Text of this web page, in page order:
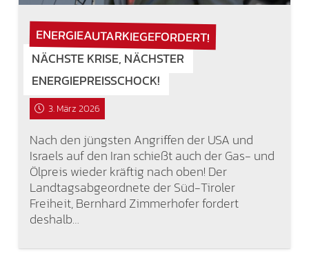
ENERGIEAUTARKIEGEFORDERT!
NÄCHSTE KRISE, NÄCHSTER
ENERGIEPREISSCHOCK!
3. März 2026
Nach den jüngsten Angriffen der USA und
Israels auf den Iran schießt auch der Gas- und
Ölpreis wieder kräftig nach oben! Der
Landtagsabgeordnete der Süd-Tiroler
Freiheit, Bernhard Zimmerhofer fordert
deshalb…